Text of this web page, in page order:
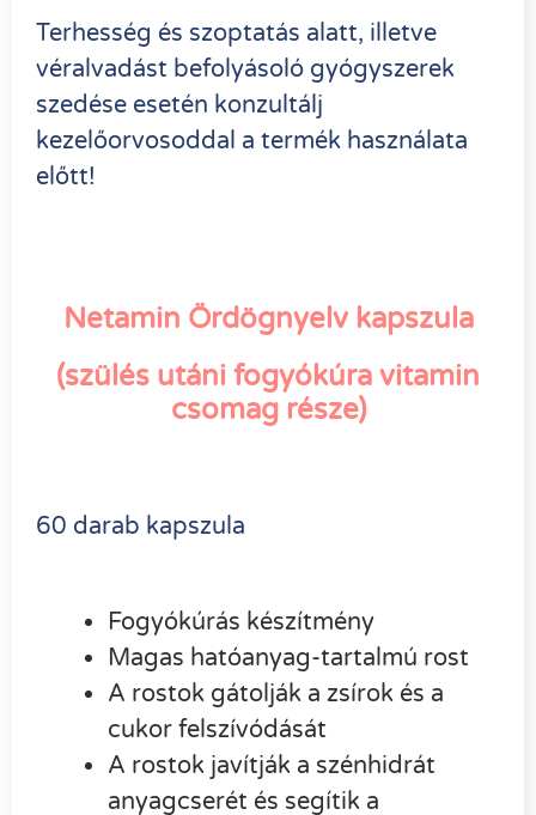
Terhesség és szoptatás alatt, illetve
véralvadást befolyásoló gyógyszerek
szedése esetén konzultálj
kezelőorvosoddal a termék használata
előtt!
Netamin Ördögnyelv kapszula
(szülés utáni fogyókúra vitamin
csomag része)
60 darab kapszula
Fogyókúrás készítmény
Magas hatóanyag-tartalmú rost
A rostok gátolják a zsírok és a
cukor felszívódását
A rostok javítják a szénhidrát
anyagcserét és segítik a